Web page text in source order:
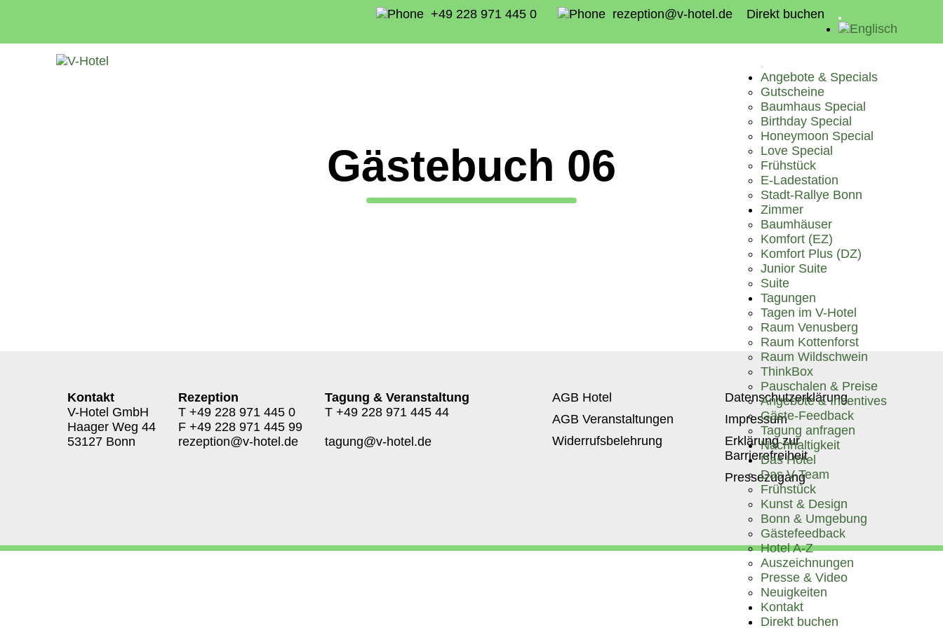
+49 228 971 445 0 rezeption@v-hotel.de Direkt buchen
Angebote & Specials
Gutscheine
Baumhaus Special
Birthday Special
Honeymoon Special
Love Special
Frühstück
E-Ladestation
Stadt-Rallye Bonn
Zimmer
Baumhäuser
Komfort (EZ)
Komfort Plus (DZ)
Junior Suite
Suite
Tagungen
Tagen im V-Hotel
Raum Venusberg
Raum Kottenforst
Raum Wildschwein
ThinkBox
Pauschalen & Preise
Angebote & Incentives
Gäste-Feedback
Tagung anfragen
Nachhaltigkeit
Das Hotel
Das V-Team
Frühstück
Kunst & Design
Bonn & Umgebung
Gästefeedback
Hotel A-Z
Auszeichnungen
Presse & Video
Neuigkeiten
Kontakt
Direkt buchen
Gästebuch 06
Kontakt
V-Hotel GmbH
Haager Weg 44
53127 Bonn
Rezeption
T +49 228 971 445 0
F +49 228 971 445 99
rezeption@v-hotel.de
Tagung & Veranstaltung
T +49 228 971 445 44
tagung@v-hotel.de
AGB Hotel
AGB Veranstaltungen
Widerrufsbelehrung
Datenschutz­erklärung
Impressum
Erklärung zur
Barrierefreiheit
Pressezugang